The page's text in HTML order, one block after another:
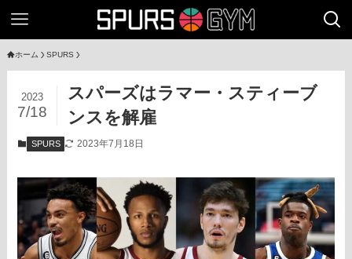
ホーム SPURS
スパーズはラマー・スティーブ
ンスを解雇
2023
7/18
SPURS 2023年7月18日